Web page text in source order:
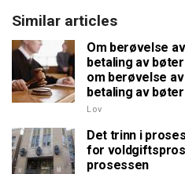
Similar articles
Om berøvelse
betaling av
om berøvelse
betaling av bøter
Lov
Det trinn i
for
prosessen